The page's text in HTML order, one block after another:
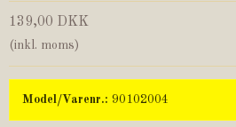
139,00 DKK
(inkl. moms)
Model/Varenr.: 90102004